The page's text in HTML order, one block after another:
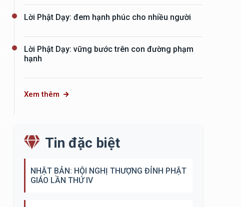
Lời Phật Dạy: đem hạnh phúc cho nhiều người
Lời Phật Dạy: vững bước trên con đường phạm
hạnh
Xem thêm
Tin đặc biệt
NHẬT BẢN: HỘI NGHỊ THƯỢNG ĐỈNH PHẬT
GIÁO LẦN THỨ IV